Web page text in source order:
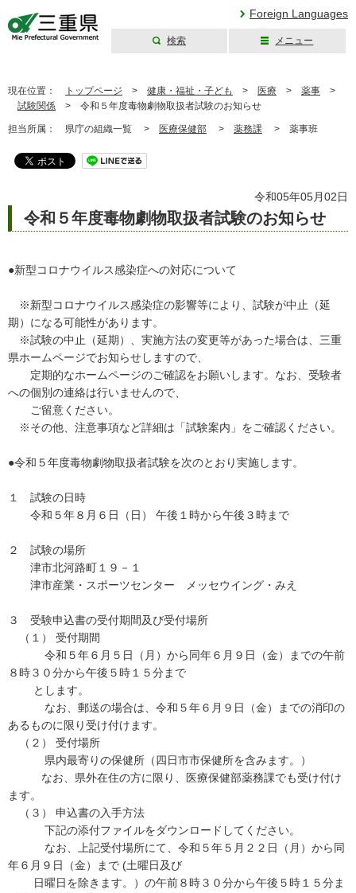
Foreign Languages
検索 メニュー
現在位置： トップページ > 健康・福祉・子ども > 医療 > 薬事 >
試験関係 > 令和５年度毒物劇物取扱者試験のお知らせ
担当所属： 県庁の組織一覧 > 医療保健部 > 薬務課 > 薬事班
令和05年05月02日
令和５年度毒物劇物取扱者試験のお知らせ
●新型コロナウイルス感染症への対応について
※新型コロナウイルス感染症の影響等により、試験が中止（延
期）になる可能性があります。
※試験の中止（延期）、実施方法の変更等があった場合は、三重
県ホームページでお知らせしますので、
定期的なホームページのご確認をお願いします。なお、受験者
への個別の連絡は行いませんので、
ご留意ください。
※その他、注意事項など詳細は「試験案内」をご確認ください。
●令和５年度毒物劇物取扱者試験を次のとおり実施します。
１ 試験の日時
令和５年８月６日（日） 午後１時から午後３時まで
２ 試験の場所
津市北河路町１９－１
津市産業・スポーツセンター メッセウイング・みえ
３ 受験申込書の受付期間及び受付場所
（１） 受付期間
令和５年６月５日（月）から同年６月９日（金）までの午前
８時３０分から午後５時１５分まで
とします。
なお、郵送の場合は、令和５年６月９日（金）までの消印の
あるものに限り受け付けます。
（２） 受付場所
県内最寄りの保健所（四日市市保健所を含みます。）
なお、県外在住の方に限り、医療保健部薬務課でも受け付け
ます。
（３） 申込書の入手方法
下記の添付ファイルをダウンロードしてください。
なお、上記受付場所にて、令和５年５月２２日（月）から同
年６月９日（金）まで (土曜日及び
日曜日を除きます。）の午前８時３０分から午後５時１５分ま